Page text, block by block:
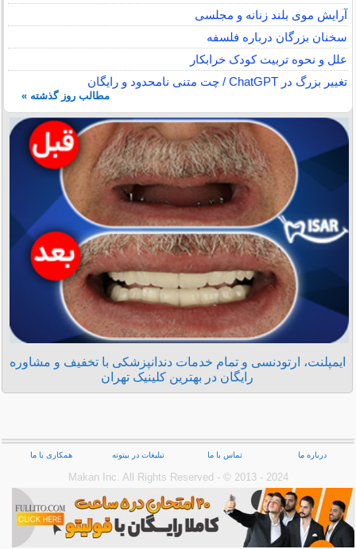
آرایش موی بلند زنانه و مجلسی
سخنان بزرگان درباره فلسفه
علل و نحوه تربیت کودک خرابکار
تغییر بزرگ در ChatGPT / چت متنی نامحدود و رایگان
مطالب روز گذشته »
ایمپلنت، ارتودنسی و تمام خدمات دندانپزشکی با تخفیف و مشاوره
رایگان در بهترین کلینیک تهران
درباره ما تماس با ما تبلیغات در بیتوته همکاری با ما
Makan Inc.‎ All Rights Reserved - © 2013 - 2024